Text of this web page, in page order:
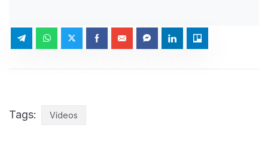
Tags: Vídeos